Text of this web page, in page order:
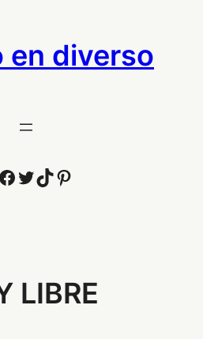
en diverso
Facebook
Twitter
TikTok
Pinterest
LIBRE